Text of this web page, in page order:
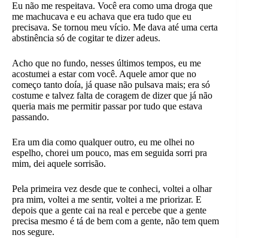
Eu não me respeitava. Você era como uma droga que
me machucava e eu achava que era tudo que eu
precisava. Se tornou meu vício. Me dava até uma certa
abstinência só de cogitar te dizer adeus.
Acho que no fundo, nesses últimos tempos, eu me
acostumei a estar com você. Aquele amor que no
começo tanto doía, já quase não pulsava mais; era só
costume e talvez falta de coragem de dizer que já não
queria mais me permitir passar por tudo que estava
passando.
Era um dia como qualquer outro, eu me olhei no
espelho, chorei um pouco, mas em seguida sorri pra
mim, dei aquele sorrisão.
Pela primeira vez desde que te conheci, voltei a olhar
pra mim, voltei a me sentir, voltei a me priorizar. E
depois que a gente cai na real e percebe que a gente
precisa mesmo é tá de bem com a gente, não tem quem
nos segure.